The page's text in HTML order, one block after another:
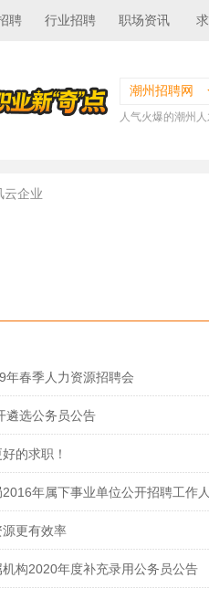
聘 行业招聘 职场资讯
潮州招聘网
人气火爆的潮州
云企业
年春季人力资源招聘会
遴选公务员公告
的求职！
年属下事业单位公开招聘工作
更有效率
构2020年度补充录用公务员公告